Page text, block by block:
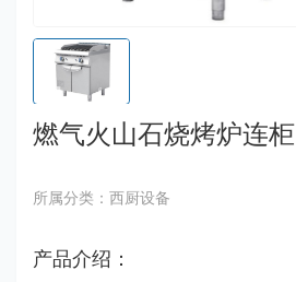
燃气火山石烧烤炉连柜
所属分类：西厨设备
产品介绍：